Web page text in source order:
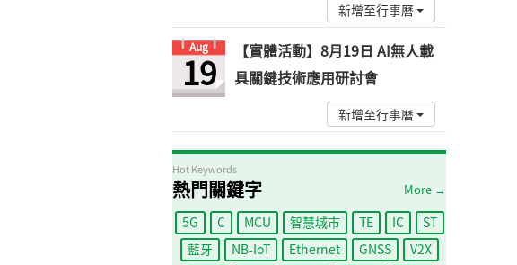
新增至行事曆
Aug
19
【實體活動】8月19日 AI無人載
具關鍵技術應用研討會
新增至行事曆
Hot Keywords
熱門關鍵字 More →
5G C MCU 智慧城市 TE IC
ST
藍牙
NB-IoT Ethernet GNSS
V2X